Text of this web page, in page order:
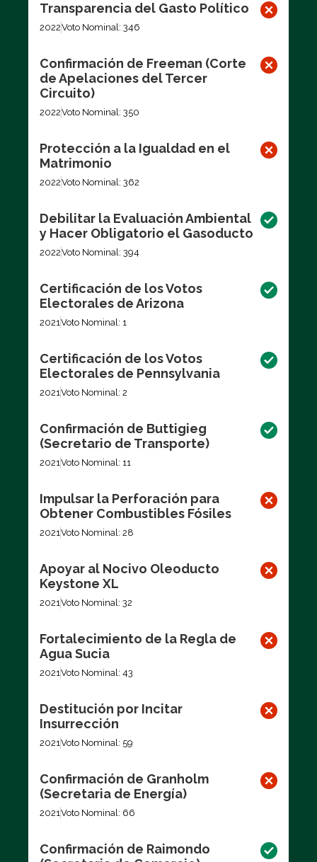
Transparencia del Gasto Político
2022Voto Nominal: 346
Confirmación de Freeman (Corte
de Apelaciones del Tercer
Circuito)
2022Voto Nominal: 350
Protección a la Igualdad en el
Matrimonio
2022Voto Nominal: 362
Debilitar la Evaluación Ambiental
y Hacer Obligatorio el Gasoducto
2022Voto Nominal: 394
Certificación de los Votos
Electorales de Arizona
2021Voto Nominal: 1
Certificación de los Votos
Electorales de Pennsylvania
2021Voto Nominal: 2
Confirmación de Buttigieg
(Secretario de Transporte)
2021Voto Nominal: 11
Impulsar la Perforación para
Obtener Combustibles Fósiles
2021Voto Nominal: 28
Apoyar al Nocivo Oleoducto
Keystone XL
2021Voto Nominal: 32
Fortalecimiento de la Regla de
Agua Sucia
2021Voto Nominal: 43
Destitución por Incitar
Insurrección
2021Voto Nominal: 59
Confirmación de Granholm
(Secretaria de Energía)
2021Voto Nominal: 66
Confirmación de Raimondo